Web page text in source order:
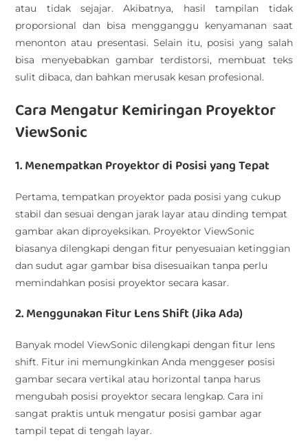
atau tidak sejajar. Akibatnya, hasil tampilan tidak
proporsional dan bisa mengganggu kenyamanan saat
menonton atau presentasi. Selain itu, posisi yang salah
bisa menyebabkan gambar terdistorsi, membuat teks
sulit dibaca, dan bahkan merusak kesan profesional.
Cara Mengatur Kemiringan Proyektor
ViewSonic
1. Menempatkan Proyektor di Posisi yang Tepat
Pertama, tempatkan proyektor pada posisi yang cukup
stabil dan sesuai dengan jarak layar atau dinding tempat
gambar akan diproyeksikan. Proyektor ViewSonic
biasanya dilengkapi dengan fitur penyesuaian ketinggian
dan sudut agar gambar bisa disesuaikan tanpa perlu
memindahkan posisi proyektor secara kasar.
2. Menggunakan Fitur Lens Shift (Jika Ada)
Banyak model ViewSonic dilengkapi dengan fitur lens
shift. Fitur ini memungkinkan Anda menggeser posisi
gambar secara vertikal atau horizontal tanpa harus
mengubah posisi proyektor secara lengkap. Cara ini
sangat praktis untuk mengatur posisi gambar agar
tampil tepat di tengah layar.